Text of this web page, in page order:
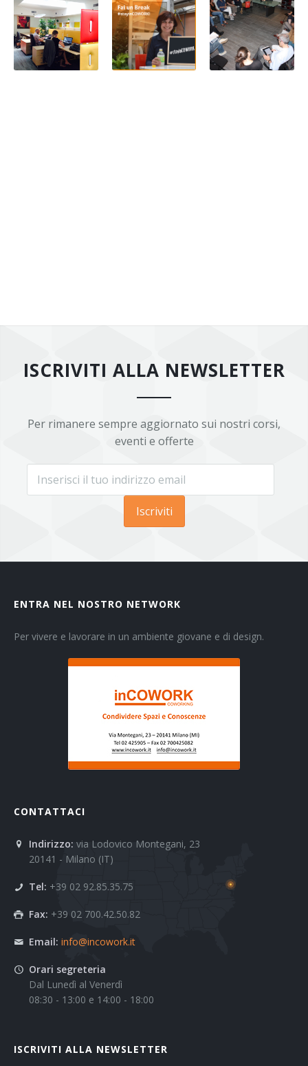
ISCRIVITI ALLA NEWSLETTER
Per rimanere sempre aggiornato sui nostri corsi,
eventi e offerte
Iscriviti
ENTRA NEL NOSTRO NETWORK
Per vivere e lavorare in un ambiente giovane e di design.
CONTATTACI
Indirizzo: via Lodovico Montegani, 23
20141 - Milano (IT)
Tel: +39 02 92.85.35.75
Fax: +39 02 700.42.50.82
Email: info@incowork.it
Orari segreteria
Dal Lunedì al Venerdì
08:30 - 13:00 e 14:00 - 18:00
ISCRIVITI ALLA NEWSLETTER